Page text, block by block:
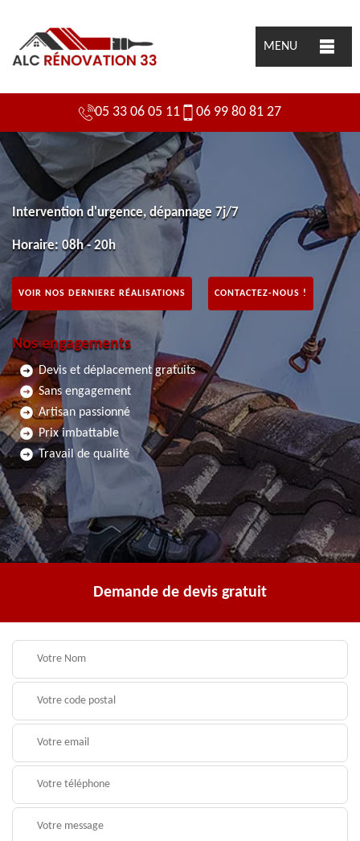
MENU
05 33 06 05 11 06 99 80 81 27
Intervention d'urgence, dépannage 7j/7
Horaire: 08h - 20h
VOIR NOS DERNIERE RÉALISATIONS CONTACTEZ-NOUS !
Nos engagements
Devis et déplacement gratuits
Sans engagement
Artisan passionné
Prix imbattable
Travail de qualité
Demande de devis gratuit